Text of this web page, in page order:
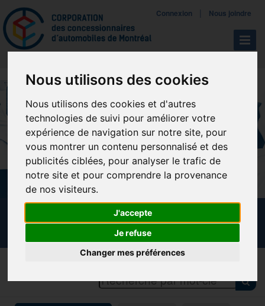
Nous utilisons des cookies
Nous utilisons des cookies et d'autres
technologies de suivi pour améliorer votre
expérience de navigation sur notre site, pour
vous montrer un contenu personnalisé et des
publicités ciblées, pour analyser le trafic de
notre site et pour comprendre la provenance
de nos visiteurs.
J'accepte
Je refuse
Changer mes préférences
Mettreà jour vos préférences de témoins
Connexion Nous joindre
CALENDRIER DES FORMATIONS